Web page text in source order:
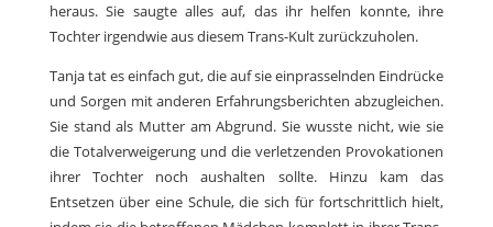
heraus. Sie saugte alles auf, das ihr helfen konnte, ihre
Tochter irgendwie aus diesem Trans-Kult zurückzuholen.
Tanja tat es einfach gut, die auf sie einprasselnden Eindrücke
und Sorgen mit anderen Erfahrungsberichten abzugleichen.
Sie stand als Mutter am Abgrund. Sie wusste nicht, wie sie
die Totalverweigerung und die verletzenden Provokationen
ihrer Tochter noch aushalten sollte. Hinzu kam das
Entsetzen über eine Schule, die sich für fortschrittlich hielt,